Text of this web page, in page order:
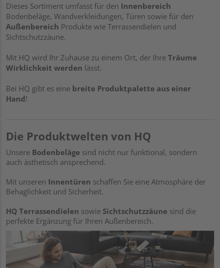
Dieses Sortiment umfasst für den Innenbereich
Bodenbeläge, Wandverkleidungen, Türen sowie für den
Außenbereich Produkte wie Terrassendielen und
Sichtschutzzäune.
Mit HQ wird Ihr Zuhause zu einem Ort, der Ihre Träume
Wirklichkeit werden lässt.
Bei HQ gibt es eine breite Produktpalette aus einer
Hand!
Die Produktwelten von HQ
Unsere Bodenbeläge sind nicht nur funktional, sondern
auch ästhetisch ansprechend.
Mit unseren Innentüren schaffen Sie eine Atmosphäre der
Behaglichkeit und Sicherheit.
HQ Terrassendielen sowie Sichtschutzzäune sind die
perfekte Ergänzung für Ihren Außenbereich.